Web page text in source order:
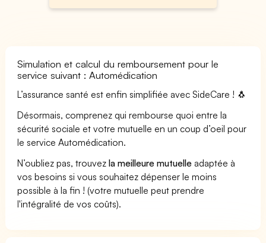
Simulation et calcul du remboursement pour le
service suivant : Automédication
L’assurance santé est enfin simplifiée avec SideCare ! 🐧
Désormais, comprenez qui rembourse quoi entre la
sécurité sociale et votre mutuelle en un coup d’oeil pour
le service Automédication.
N’oubliez pas, trouvezla meilleure mutuelle adaptée à
vos besoins si vous souhaitez dépenser le moins
possible à la fin ! (votre mutuelle peut prendre
l'intégralité de vos coûts).